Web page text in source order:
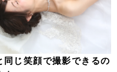
じ笑顔で撮影できるの